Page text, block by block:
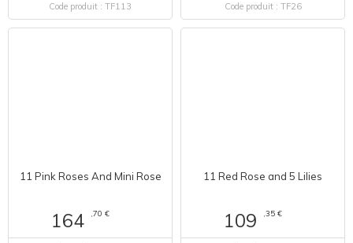
Code produit : TF113 Code produit : TF26
11 Pink Roses And Mini Rose
164 ,70 €
11 Red Rose and 5 Lilies
109 ,35 €